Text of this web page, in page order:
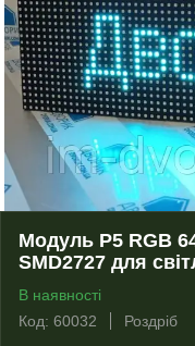
Модуль P5 RGB
SMD2727 для
В наявності
Код: 60032
Роздріб